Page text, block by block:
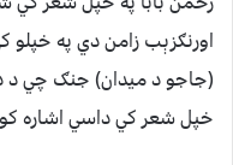
اورنګزېب زامن دي په
(جاجو د ميدان) جنګ چي د
خپل شعر كي داسي اشاره